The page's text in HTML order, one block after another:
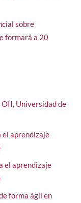
sobre
formará a 20
OII, Universidad de
el aprendizaje
el aprendizaje
forma ágil en